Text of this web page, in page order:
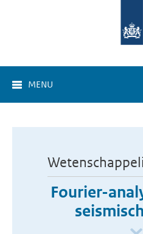
MENU
Fourier-